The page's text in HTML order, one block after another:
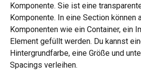
Komponente. Sie ist eine
Komponente. In eine Section können
Komponenten wie ein Container, ein
Element gefüllt werden. Du kannst
Hintergrundfarbe, eine Größe und
Spacings verleihen.